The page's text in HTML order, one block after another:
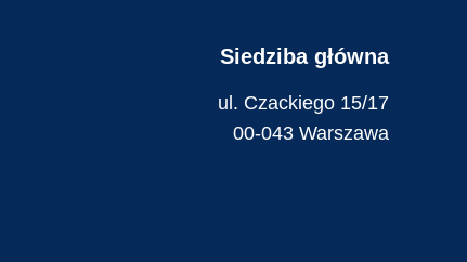
Siedziba główna
ul. Czackiego 15/17
00-043 Warszawa